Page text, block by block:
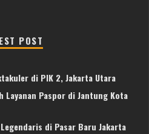
POST
di PIK 2, Jakarta Utara
Layanan Paspor di Jantung Kota
di Pasar Baru Jakarta